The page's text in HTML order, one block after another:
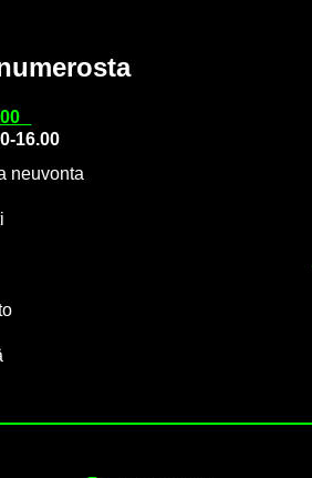
16.00
neu­von­ta